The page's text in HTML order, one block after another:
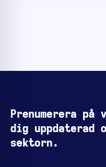
Prenumerera på
dig uppdaterad
sektorn.